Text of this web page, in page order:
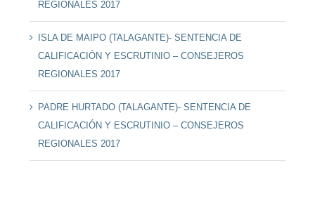
REGIONALES 2017
ISLA DE MAIPO (TALAGANTE)- SENTENCIA DE
CALIFICACIÓN Y ESCRUTINIO – CONSEJEROS
REGIONALES 2017
PADRE HURTADO (TALAGANTE)- SENTENCIA DE
CALIFICACIÓN Y ESCRUTINIO – CONSEJEROS
REGIONALES 2017